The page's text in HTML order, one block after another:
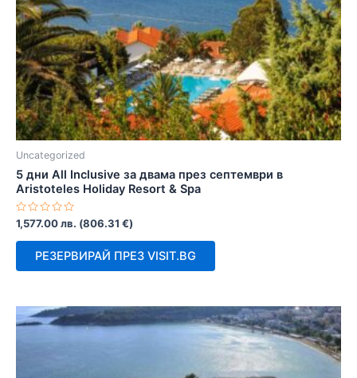
Uncategorized
5 дни All Inclusive за двама през септември в
Aristoteles Holiday Resort & Spa
Оценено
с
0
1,577.00лв. (806.31 €)
РЕЗЕРВИРАЙ ПРЕЗ VISIT.BG